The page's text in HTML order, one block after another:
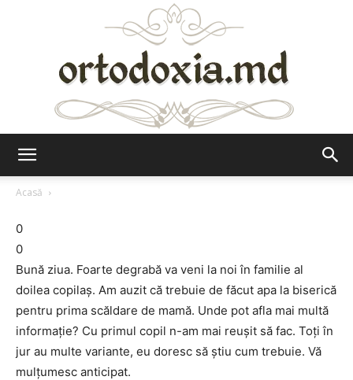
Acasă
0
0
Bună ziua. Foarte degrabă va veni la noi în familie al
doilea copilaș. Am auzit că trebuie de făcut apa la biserică
pentru prima scăldare de mamă. Unde pot afla mai multă
informație? Cu primul copil n-am mai reușit să fac. Toți în
jur au multe variante, eu doresc să știu cum trebuie. Vă
mulțumesc anticipat.